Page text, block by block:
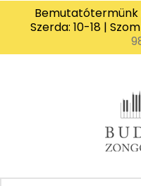
Bemutatótermünk
Szerda: 10-18 |